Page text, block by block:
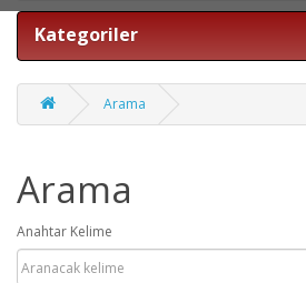
Kategoriler
Arama
Arama
Anahtar Kelime